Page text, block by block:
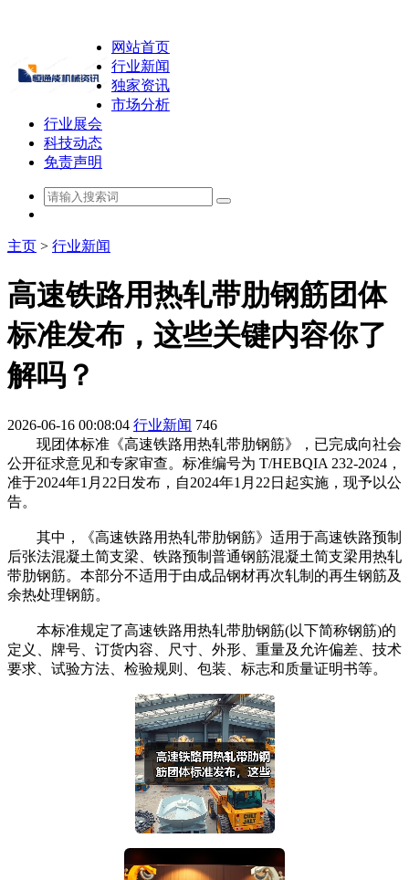
网站首页
行业新闻
独家资讯
市场分析
行业展会
科技动态
免责声明
主页 > 行业新闻
高速铁路用热轧带肋钢筋团体
标准发布，这些关键内容你了
解吗？
2026-06-16 00:08:04 行业新闻 746
现团体标准《高速铁路用热轧带肋钢筋》，已完成向社会
公开征求意见和专家审查。标准编号为 T/HEBQIA 232-2024，
准于2024年1月22日发布，自2024年1月22日起实施，现予以公
告。
其中，《高速铁路用热轧带肋钢筋》适用于高速铁路预制
后张法混凝土简支梁、铁路预制普通钢筋混凝土简支梁用热轧
带肋钢筋。本部分不适用于由成品钢材再次轧制的再生钢筋及
余热处理钢筋。
本标准规定了高速铁路用热轧带肋钢筋(以下简称钢筋)的
定义、牌号、订货内容、尺寸、外形、重量及允许偏差、技术
要求、试验方法、检验规则、包装、标志和质量证明书等。